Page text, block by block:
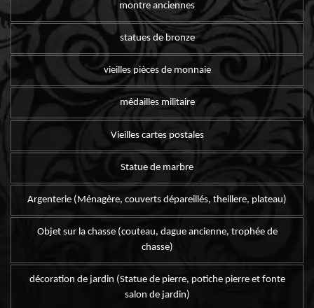
montre anciennes
statues de bronze
vieilles pièces de monnaie
médailles militaire
Vieilles cartes postales
Statue de marbre
Argenterie (Ménagère, couverts dépareillés, theillere, plateau)
Objet sur la chasse (couteau, dague ancienne, trophée de
chasse)
décoration de jardin (Statue de pierre, potiche pierre et fonte
salon de jardin)